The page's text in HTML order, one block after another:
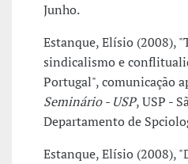
Junho.
Estanque, Elísio (2008),
sindicalismo e
Portugal", comunicação
Seminário - USP, USP -
Departamento de
Estanque, Elísio (2008),